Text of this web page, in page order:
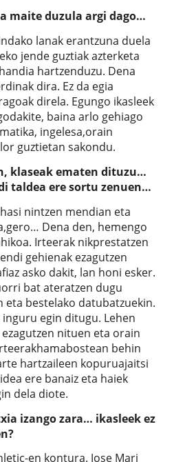
maite duzula argi dago…
lanak erantzuna duela
jende guztiak azterketa
hartzenduzu. Dena
dira. Ez da egia
direla. Egungo ikasleek
baina arlo gehiago
ingelesa,orain
guztietan sakondu.
klaseak ematen dituzu…
taldea ere sortu zenuen…
nintzen mendian eta
Dena den, hemengo
Irteerak nikprestatzen
gehienak ezagutzen
asko dakit, lan honi esker.
bat ateratzen dugu
bestelako datubatzuekin.
egin ditugu. Lehen
nituen eta orain
behin
hartzaileen kopuruajaitsi
ere banaiz eta haiek
dela diote.
izango zara… ikasleek ez
en kontura. Jose Mari